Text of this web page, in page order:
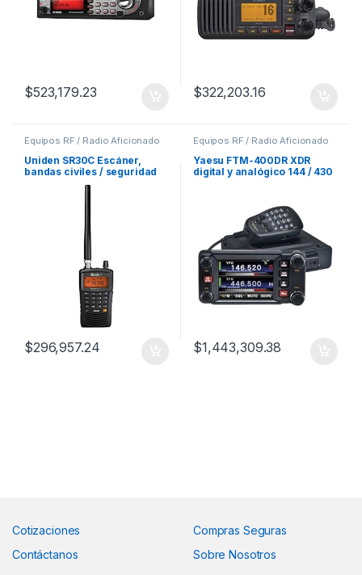
$523,179.23 $322,203.16
Equipos RF / Radio Aficionado
Uniden SR30C Escáner,
bandas civiles / seguridad
$296,957.24
Equipos RF / Radio Aficionado
Yaesu FTM-400DR XDR
digital y analógico 144 / 430
$1,443,309.38
Cotizaciones
Contáctanos
Compras Seguras
Sobre Nosotros